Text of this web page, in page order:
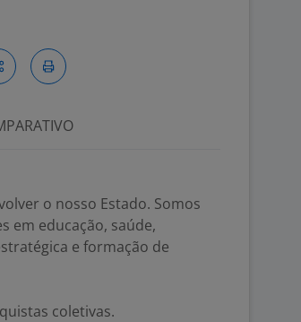
o nosso Estado. Somos
em educação, saúde,
e formação de
coletivas.